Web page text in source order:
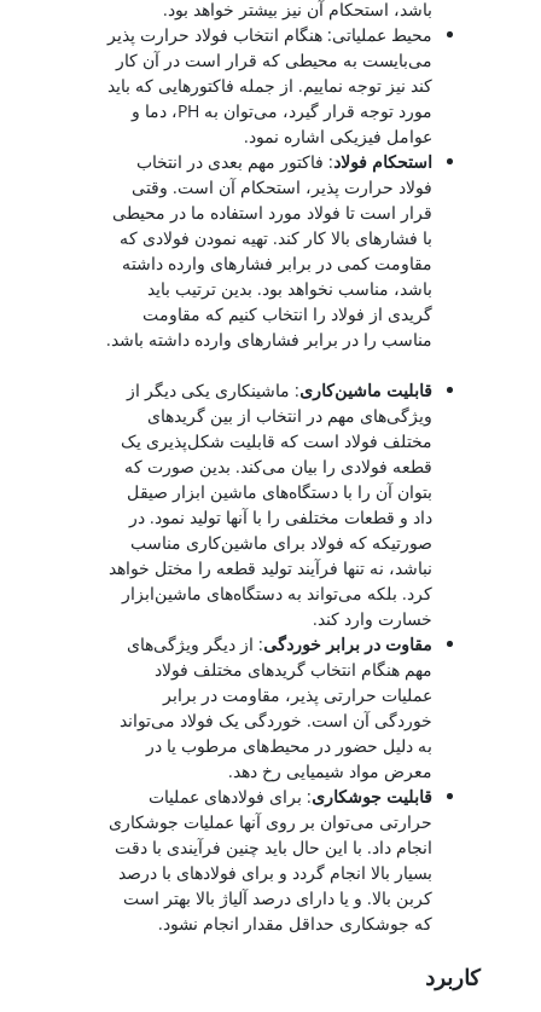
باشد، استحکام آن نیز بیشتر خواهد بود.
محیط عملیاتی: هنگام انتخاب فولاد حرارت پذیر
می‌بایست به محیطی که قرار است در آن کار
کند نیز توجه نماییم. از جمله فاکتورهایی که باید
مورد توجه قرار گیرد، می‌توان به PH، دما و
عوامل فیزیکی اشاره نمود.
استحکام فولاد: فاکتور مهم بعدی در انتخاب
فولاد حرارت پذیر، استحکام آن است. وقتی
قرار است تا فولاد مورد استفاده ما در محیطی
با فشارهای بالا کار کند. تهیه نمودن فولادی که
مقاومت کمی در برابر فشارهای وارده داشته
باشد، مناسب نخواهد بود. بدین ترتیب باید
گریدی از فولاد را انتخاب کنیم که مقاومت
مناسب را در برابر فشارهای وارده داشته باشد.
قابلیت ماشین‌کاری: ماشینکاری یکی دیگر از
ویژگی‌های مهم در انتخاب از بین گریدهای
مختلف فولاد است که قابلیت شکل‌پذیری یک
قطعه فولادی را بیان می‌کند. بدین صورت که
بتوان آن را با دستگاه‌های ماشین ابزار صیقل
داد و قطعات مختلفی را با آنها تولید نمود. در
صورتیکه که فولاد برای ماشین‌کاری مناسب
نباشد، نه تنها فرآیند تولید قطعه را مختل خواهد
کرد. بلکه می‌تواند به دستگاه‌های ماشین‌ابزار
خسارت وارد کند.
مقاوت در برابر خوردگی: از دیگر ویژگی‌های
مهم هنگام انتخاب گریدهای مختلف فولاد
عملیات حرارتی پذیر، مقاومت در برابر
خوردگی آن است. خوردگی یک فولاد می‌تواند
به دلیل حضور در محیط‌های مرطوب یا در
معرض مواد شیمیایی رخ دهد.
قابلیت جوشکاری: برای فولادهای عملیات
حرارتی می‌توان بر روی آنها عملیات جوشکاری
انجام داد. با این حال باید چنین فرآیندی با دقت
بسیار بالا انجام گردد و برای فولادهای با درصد
کربن بالا. و یا دارای درصد آلیاژ بالا بهتر است
که جوشکاری حداقل مقدار انجام نشود.
کاربرد